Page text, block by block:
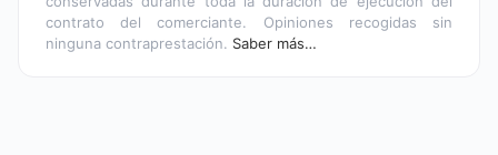
contrato del comerciante. Opiniones recogidas sin
ninguna contraprestación. Saber más…